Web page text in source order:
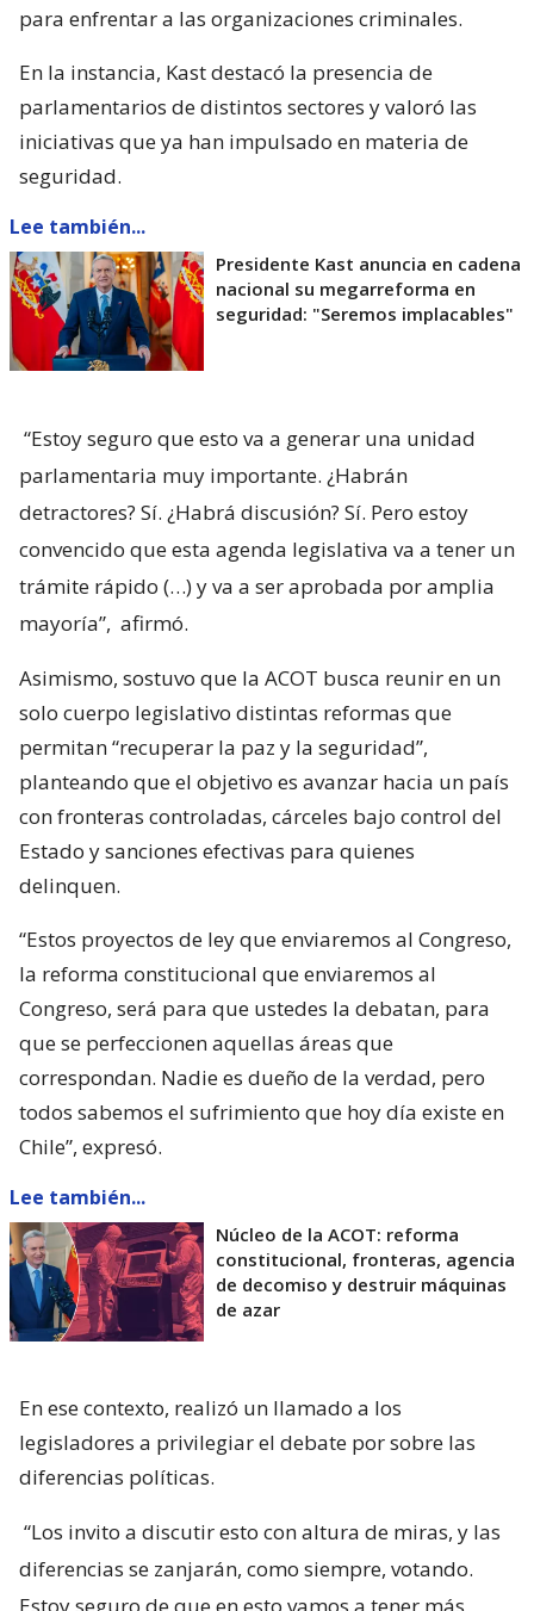
para enfrentar a las organizaciones criminales.
En la instancia, Kast destacó la presencia de
parlamentarios de distintos sectores y valoró las
iniciativas que ya han impulsado en materia de
seguridad.
Lee también...
Presidente Kast anuncia en cadena
nacional su megarreforma en
seguridad: "Seremos implacables"
“Estoy seguro que esto va a generar una unidad
parlamentaria muy importante. ¿Habrán
detractores? Sí. ¿Habrá discusión? Sí. Pero estoy
convencido que esta agenda legislativa va a tener un
trámite rápido (…) y va a ser aprobada por amplia
mayoría”, afirmó.
Asimismo, sostuvo que la ACOT busca reunir en un
solo cuerpo legislativo distintas reformas que
permitan “recuperar la paz y la seguridad”,
planteando que el objetivo es avanzar hacia un país
con fronteras controladas, cárceles bajo control del
Estado y sanciones efectivas para quienes
delinquen.
“Estos proyectos de ley que enviaremos al Congreso,
la reforma constitucional que enviaremos al
Congreso, será para que ustedes la debatan, para
que se perfeccionen aquellas áreas que
correspondan. Nadie es dueño de la verdad, pero
todos sabemos el sufrimiento que hoy día existe en
Chile”, expresó.
Lee también...
Núcleo de la ACOT: reforma
constitucional, fronteras, agencia
de decomiso y destruir máquinas
de azar
En ese contexto, realizó un llamado a los
legisladores a privilegiar el debate por sobre las
diferencias políticas.
“Los invito a discutir esto con altura de miras, y las
diferencias se zanjarán, como siempre, votando.